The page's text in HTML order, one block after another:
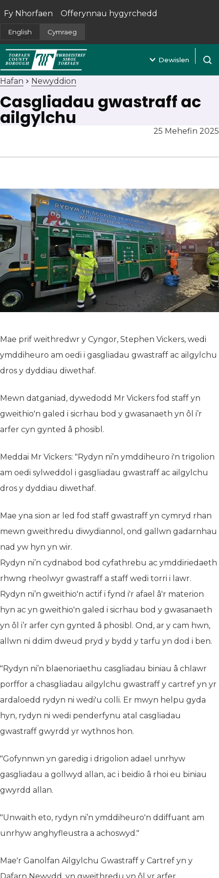
English Cymraeg
Fy Nhorfaen
(yn agor mewn tab newydd)
Offerynnau hygyrchedd
Dewislen
Hafan Newyddion
Casgliadau gwastraff ac
ailgylchu
25 Mehefin 2025
Mae prif weithredwr y Cyngor, Stephen Vickers, wedi
ymddiheuro am oedi i gasgliadau gwastraff ac ailgylchu
dros y dyddiau diwethaf.
Mewn datganiad, dywedodd Mr Vickers fod staff yn
gweithio'n galed i sicrhau bod y gwasanaeth yn ôl i’r
arfer cyn gynted â phosibl.
Meddai Mr Vickers: "Rydyn ni’n ymddiheuro i'n trigolion
am oedi sylweddol i gasgliadau gwastraff ac ailgylchu
dros y dyddiau diwethaf.
Mae yna sïon ar led fod staff gwastraff yn cymryd rhan
mewn gweithredu diwydiannol, ond gallwn gadarnhau
nad yw hyn yn wir.
Rydyn ni’n cydnabod bod cyfathrebu ac ymddiriedaeth
rhwng rheolwyr gwastraff a staff wedi torri i lawr.
Rydyn ni’n gweithio'n actif i fynd i'r afael â'r materion
hyn ac yn gweithio'n galed i sicrhau bod y gwasanaeth
yn ôl i’r arfer cyn gynted â phosibl. Ond, ar y cam hwn,
allwn ni ddim dweud pryd y bydd y tarfu yn dod i ben.
"Rydyn ni’n blaenoriaethu casgliadau biniau â chlawr
porffor a chasgliadau ailgylchu gwastraff y cartref yn yr
ardaloedd rydyn ni wedi'u colli. Er mwyn helpu gyda
hyn, rydyn ni wedi penderfynu atal casgliadau
gwastraff gwyrdd yr wythnos hon.
"Gofynnwn yn garedig i drigolion adael unrhyw
gasgliadau a gollwyd allan, ac i beidio â rhoi eu biniau
gwyrdd allan.
"Unwaith eto, rydyn ni’n ymddiheuro'n ddiffuant am
unrhyw anghyfleustra a achoswyd."
Mae'r Ganolfan Ailgylchu Gwastraff y Cartref yn y